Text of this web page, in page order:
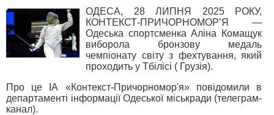
ОДЕСА, 28 ЛИПНЯ 2025 РОКУ,
КОНТЕКСТ-ПРИЧОРНОМОР’Я —
Одеська спортсменка Аліна Комащук
виборола бронзову медаль
чемпіонату світу з фехтування, який
проходить у Тбілісі ( Грузія).
Про це ІА «Контекст-Причорномор'я» повідомили в
департаменті інформації Одеської міськради (телеграм-
канал).